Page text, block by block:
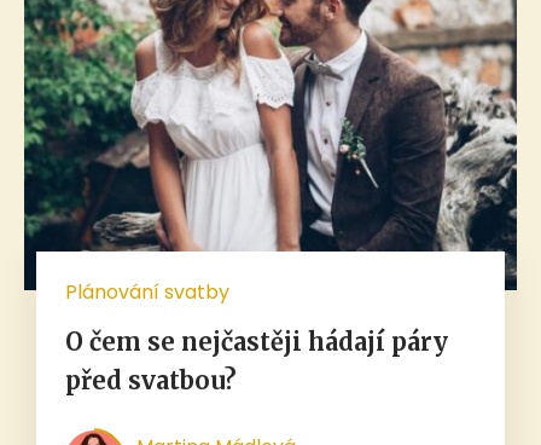
Plánování svatby
O čem se nejčastěji hádají páry
před svatbou?